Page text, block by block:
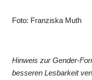
Foto: Franziska Muth
Hinweis zur Gender-
besseren Lesbarkeit